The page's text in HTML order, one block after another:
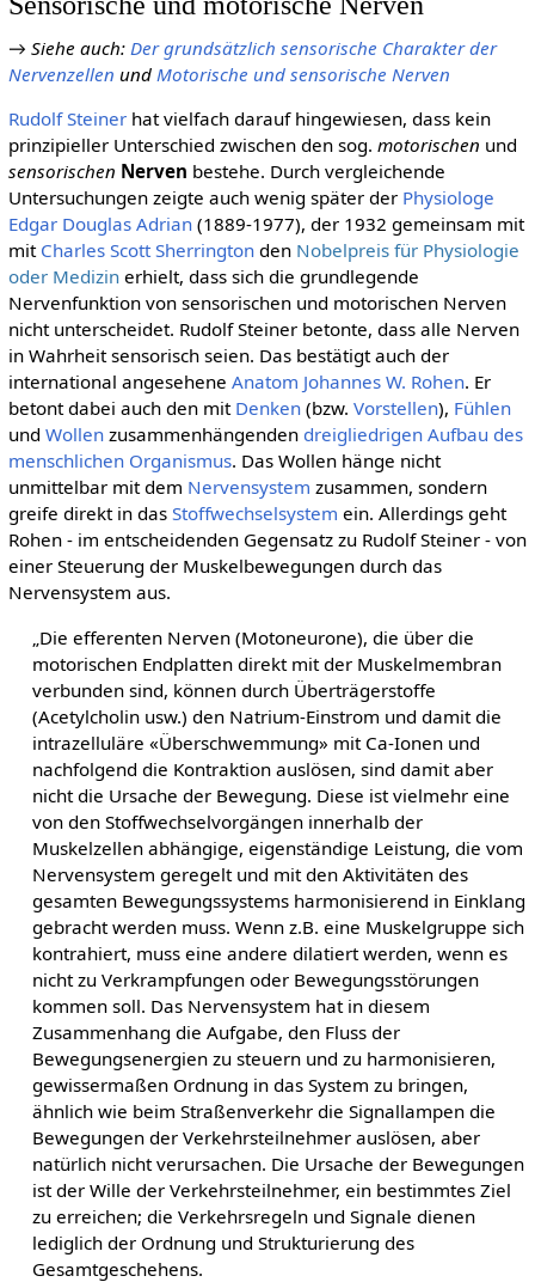
→ Siehe auch: Der grundsätzlich sensorische Charakter der
Nervenzellen und Motorische und sensorische Nerven
Rudolf Steinerhat vielfach darauf hingewiesen, dass kein
prinzipieller Unterschied zwischen den sog. motorischen und
sensorischen Nerven bestehe. Durch vergleichende
Untersuchungen zeigte auch wenig später der Physiologe
Edgar Douglas Adrian(1889-1977), der 1932 gemeinsam mit
mit Charles Scott Sherringtonden Nobelpreis für Physiologie
oder Medizinerhielt, dass sich die grundlegende
Nervenfunktion von sensorischen und motorischen Nerven
nicht unterscheidet. Rudolf Steiner betonte, dass alle Nerven
in Wahrheit sensorisch seien. Das bestätigt auch der
international angesehene Anatom Johannes W. Rohen. Er
betont dabei auch den mit Denken(bzw. Vorstellen), Fühlen
und Wollenzusammenhängenden dreigliedrigen Aufbau des
menschlichen Organismus. Das Wollen hänge nicht
unmittelbar mit dem Nervensystem zusammen, sondern
greife direkt in das Stoffwechselsystem ein. Allerdings geht
Rohen - im entscheidenden Gegensatz zu Rudolf Steiner - von
einer Steuerung der Muskelbewegungen durch das
Nervensystem aus.
„Die efferenten Nerven (Motoneurone), die über die
motorischen Endplatten direkt mit der Muskelmembran
verbunden sind, können durch Überträgerstoffe
(Acetylcholin usw.) den Natrium-Einstrom und damit die
intrazelluläre «Überschwemmung» mit Ca-Ionen und
nachfolgend die Kontraktion auslösen, sind damit aber
nicht die Ursache der Bewegung. Diese ist vielmehr eine
von den Stoffwechselvorgängen innerhalb der
Muskelzellen abhängige, eigenständige Leistung, die vom
Nervensystem geregelt und mit den Aktivitäten des
gesamten Bewegungssystems harmonisierend in Einklang
gebracht werden muss. Wenn z.B. eine Muskelgruppe sich
kontrahiert, muss eine andere dilatiert werden, wenn es
nicht zu Verkrampfungen oder Bewegungsstörungen
kommen soll. Das Nervensystem hat in diesem
Zusammenhang die Aufgabe, den Fluss der
Bewegungsenergien zu steuern und zu harmonisieren,
gewissermaßen Ordnung in das System zu bringen,
ähnlich wie beim Straßenverkehr die Signallampen die
Bewegungen der Verkehrsteilnehmer auslösen, aber
natürlich nicht verursachen. Die Ursache der Bewegungen
ist der Wille der Verkehrsteilnehmer, ein bestimmtes Ziel
zu erreichen; die Verkehrsregeln und Signale dienen
lediglich der Ordnung und Strukturierung des
Gesamtgeschehens.